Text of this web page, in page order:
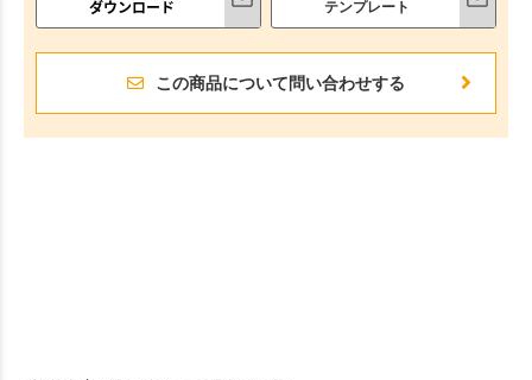
ダウンロード
テンプレート
この商品について問い合わせする